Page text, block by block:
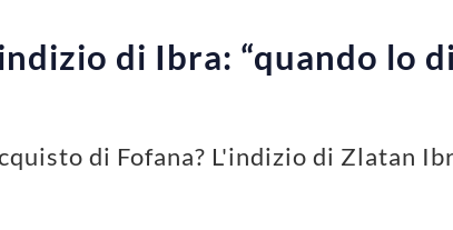
di Ibra: “quando lo
di Fofana? L'indizio di Zlatan